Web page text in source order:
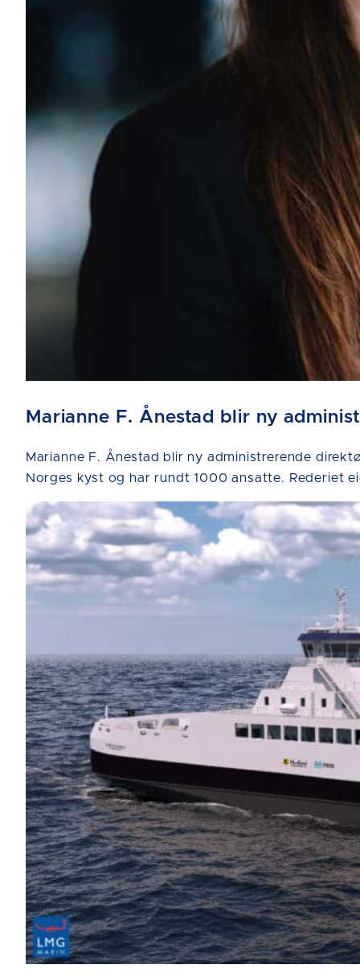
Marianne F. Ånestad blir ny
Marianne F. Ånestad blir ny administrerende
Norges kyst og har rundt 1000 ansatte. Rederiet